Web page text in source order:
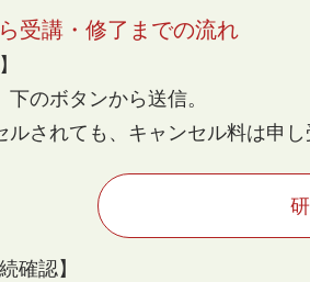
受講・修了までの流れ
のボタンから送信。
されても、キャンセル料は申し
確認】